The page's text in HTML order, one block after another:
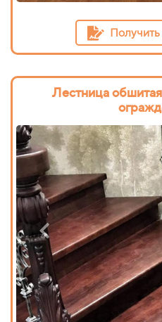
Лестница